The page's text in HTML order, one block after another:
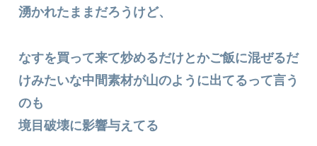
湧かれたままだろうけど、
なすを買って来て炒めるだけとかご飯に混ぜるだ
けみたいな中間素材が山のように出てるって言う
のも
境目破壊に影響与えてる